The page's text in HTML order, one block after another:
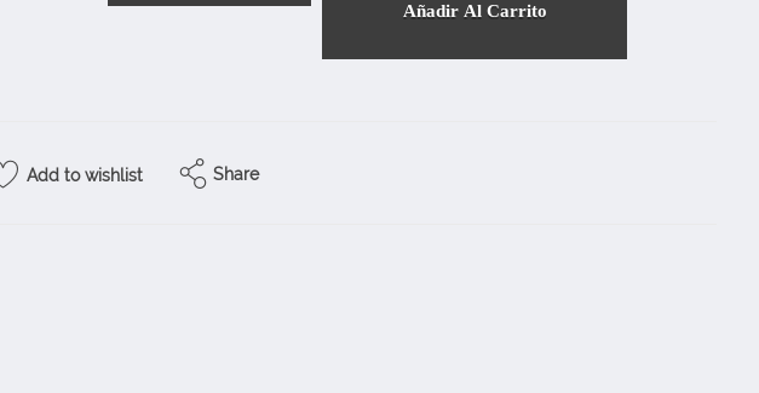
Añadir Al Carrito
Add to wishlist Share